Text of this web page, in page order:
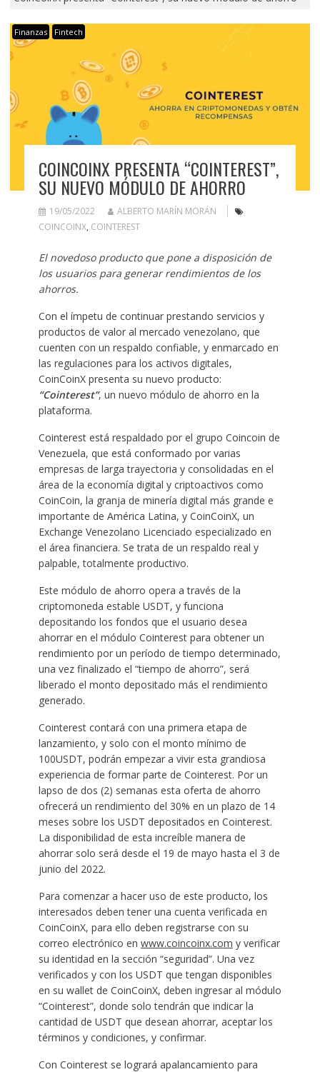
Finanzas Fintech
COINCOINX PRESENTA “COINTEREST”,
SU NUEVO MÓDULO DE AHORRO
19/05/2022
ALBERTO MARÍN MORÁN
COINCOINX, COINTEREST
El novedoso producto que pone a disposición de
los usuarios para generar rendimientos de los
ahorros.
Con el ímpetu de continuar prestando servicios y
productos de valor al mercado venezolano, que
cuenten con un respaldo confiable, y enmarcado en
las regulaciones para los activos digitales,
CoinCoinX presenta su nuevo producto:
“Cointerest”, un nuevo módulo de ahorro en la
plataforma.
Cointerest está respaldado por el grupo Coincoin de
Venezuela, que está conformado por varias
empresas de larga trayectoria y consolidadas en el
área de la economía digital y criptoactivos como
CoinCoin, la granja de minería digital más grande e
importante de América Latina, y CoinCoinX, un
Exchange Venezolano Licenciado especializado en
el área financiera. Se trata de un respaldo real y
palpable, totalmente productivo.
Este módulo de ahorro opera a través de la
criptomoneda estable USDT, y funciona
depositando los fondos que el usuario desea
ahorrar en el módulo Cointerest para obtener un
rendimiento por un período de tiempo determinado,
una vez finalizado el “tiempo de ahorro”, será
liberado el monto depositado más el rendimiento
generado.
Cointerest contará con una primera etapa de
lanzamiento, y solo con el monto mínimo de
100USDT, podrán empezar a vivir esta grandiosa
experiencia de formar parte de Cointerest. Por un
lapso de dos (2) semanas esta oferta de ahorro
ofrecerá un rendimiento del 30% en un plazo de 14
meses sobre los USDT depositados en Cointerest.
La disponibilidad de esta increíble manera de
ahorrar solo será desde el 19 de mayo hasta el 3 de
junio del 2022.
Para comenzar a hacer uso de este producto, los
interesados deben tener una cuenta verificada en
CoinCoinX, para ello deben registrarse con su
correo electrónico en www.coincoinx.com y verificar
su identidad en la sección “seguridad”. Una vez
verificados y con los USDT que tengan disponibles
en su wallet de CoinCoinX, deben ingresar al módulo
“Cointerest”, donde solo tendrán que indicar la
cantidad de USDT que desean ahorrar, aceptar los
términos y condiciones, y confirmar.
Con Cointerest se logrará apalancamiento para